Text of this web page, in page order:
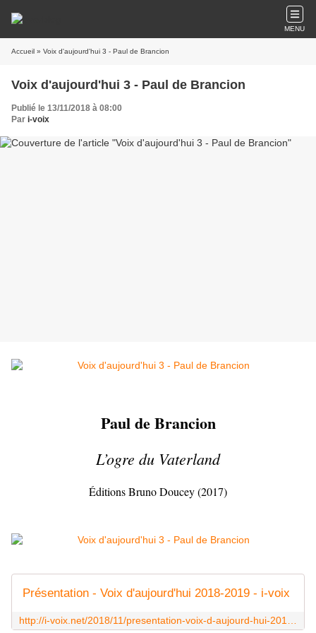
MENU
Accueil » Voix d'aujourd'hui 3 - Paul de Brancion
Voix d'aujourd'hui 3 - Paul de Brancion
Publié le 13/11/2018 à 08:00
Par i-voix
Paul de Brancion
L’ogre du Vaterland
Éditions Bruno Doucey (2017)
Présentation - Voix d'aujourd'hui 2018-2019 - i-voix